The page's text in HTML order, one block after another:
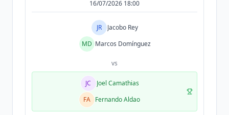
16/07/2026 18:00
JR
Jacobo Rey
MD Marcos Domínguez
vs
JC
Joel Camathias
FA Fernando Aldao